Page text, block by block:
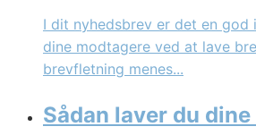
I dit nyhedsbrev er det en
dine modtagere ved at lave
brevfletning menes...
Sådan laver du dine